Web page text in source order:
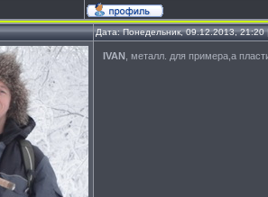
Дата: Понедельник, 09.12.2013,
IVAN , металл. для примера,а